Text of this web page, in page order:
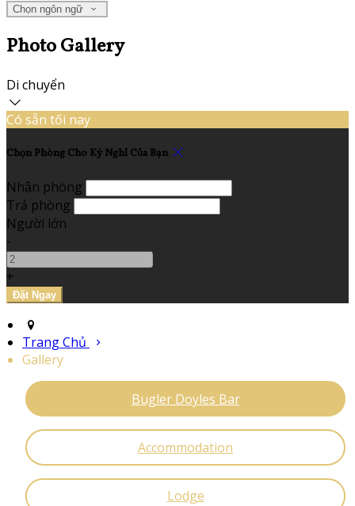
Chọn ngôn ngữ
Photo Gallery
Di chuyển
Có sẵn tối nay
Chọn Phòng Cho Kỳ Nghỉ Của Bạn
Nhận phòng
Trả phòng
Người lớn
-
+
Trang Chủ
Gallery
Bugler Doyles Bar
Accommodation
Lodge